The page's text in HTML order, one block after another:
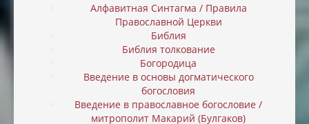
Алфавитная Синтагма / Правила
Православной Церкви
Библия
Библия толкование
Богородица
Введение в основы догматического
богословия
Введение в православное богословие /
митрополит Макарий (Булгаков)